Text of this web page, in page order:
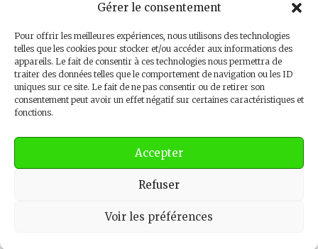
Gérer le consentement
Pour offrir les meilleures expériences, nous utilisons des technologies
telles que les cookies pour stocker et/ou accéder aux informations des
appareils. Le fait de consentir à ces technologies nous permettra de
traiter des données telles que le comportement de navigation ou les ID
uniques sur ce site. Le fait de ne pas consentir ou de retirer son
consentement peut avoir un effet négatif sur certaines caractéristiques et
fonctions.
Accepter
Refuser
Voir les préférences
Notre page Facebook
par ThemeGrill. Powered by
Contactez-nous